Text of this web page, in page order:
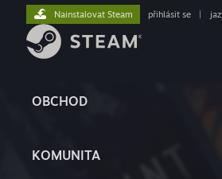
OBCHOD
KOMUNITA
Nainstalovat Steam přihlásit se